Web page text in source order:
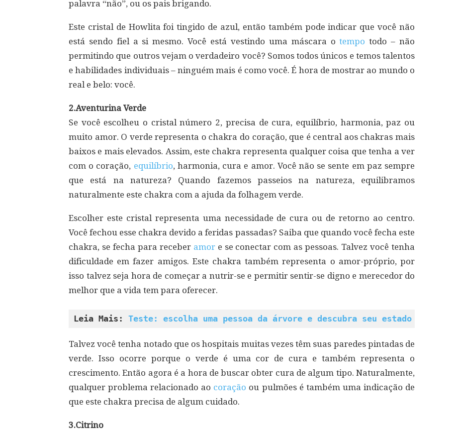
palavra “não”, ou os pais brigando.
Este cristal de Howlita foi tingido de azul, então também pode indicar que você não
está sendo fiel a si mesmo. Você está vestindo uma máscara otempotodo – não
permitindo que outros vejam o verdadeiro você? Somos todos únicos e temos talentos
e habilidades individuais – ninguém mais é como você. É hora de mostrar ao mundo o
real e belo: você.
2.Aventurina Verde
Se você escolheu o cristal número 2, precisa de cura, equilíbrio, harmonia, paz ou
muito amor. O verde representa o chakra do coração, que é central aos chakras mais
baixos e mais elevados. Assim, este chakra representa qualquer coisa que tenha a ver
com o coração, equilíbrio, harmonia, cura e amor. Você não se sente em paz sempre
que está na natureza? Quando fazemos passeios na natureza, equilibramos
naturalmente este chakra com a ajuda da folhagem verde.
Escolher este cristal representa uma necessidade de cura ou de retorno ao centro.
Você fechou esse chakra devido a feridas passadas? Saiba que quando você fecha este
chakra, se fecha para receber amor e se conectar com as pessoas. Talvez você tenha
dificuldade em fazer amigos. Este chakra também representa o amor-próprio, por
isso talvez seja hora de começar a nutrir-se e permitir sentir-se digno e merecedor do
melhor que a vida tem para oferecer.
Leia Mais: Teste: escolha uma pessoa da árvore e descubra seu estado emocional
Talvez você tenha notado que os hospitais muitas vezes têm suas paredes pintadas de
verde. Isso ocorre porque o verde é uma cor de cura e também representa o
crescimento. Então agora é a hora de buscar obter cura de algum tipo. Naturalmente,
qualquer problema relacionado ao coração ou pulmões é também uma indicação de
que este chakra precisa de algum cuidado.
3.Citrino